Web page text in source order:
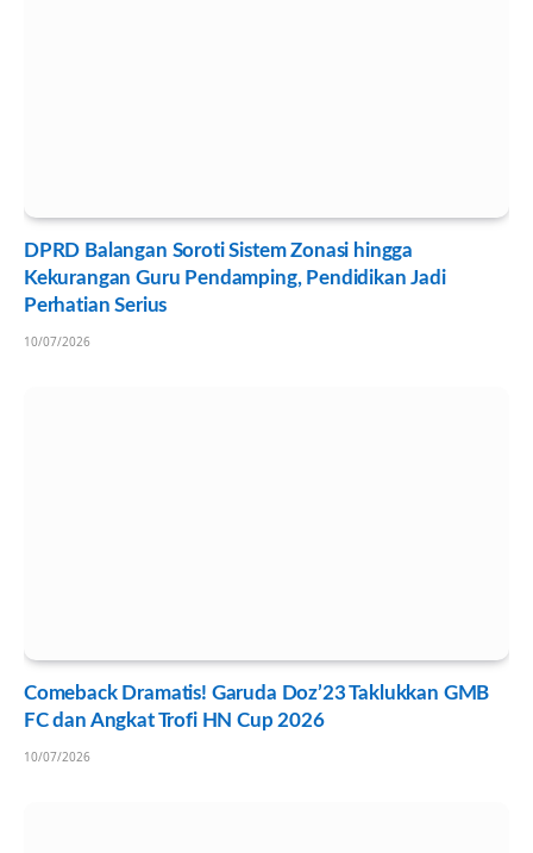
DPRD Balangan Soroti Sistem Zonasi hingga
Kekurangan Guru Pendamping, Pendidikan Jadi
Perhatian Serius
10/07/2026
Comeback Dramatis! Garuda Doz’23 Taklukkan GMB
FC dan Angkat Trofi HN Cup 2026
10/07/2026